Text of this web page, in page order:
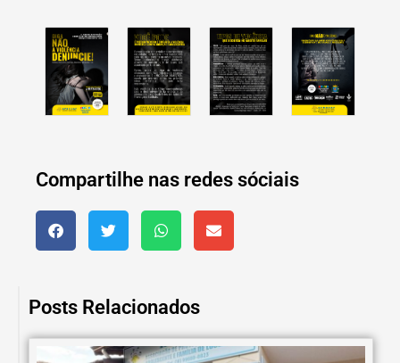
Compartilhe nas redes sóciais
Posts Relacionados